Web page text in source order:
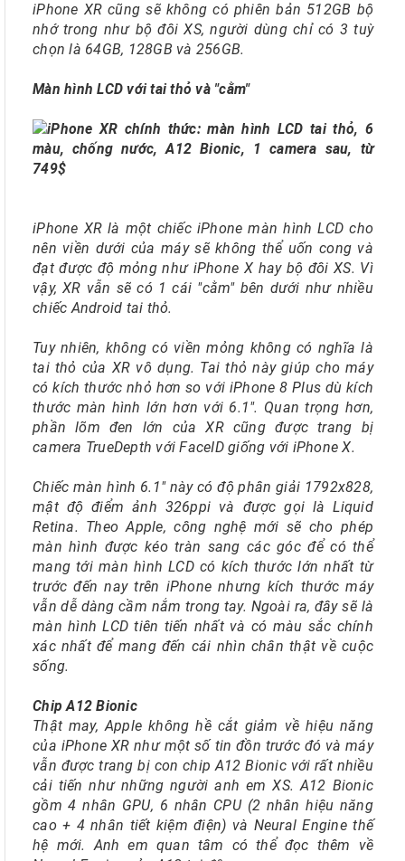
iPhone XR cũng sẽ không có phiên bản 512GB bộ
nhớ trong như bộ đôi XS, người dùng chỉ có 3 tuỳ
chọn là 64GB, 128GB và 256GB.
Màn hình LCD với tai thỏ và "cằm"
iPhone XR là một chiếc iPhone màn hình LCD cho
nên viền dưới của máy sẽ không thể uốn cong và
đạt được độ mỏng như iPhone X hay bộ đôi XS. Vì
vậy, XR vẫn sẽ có 1 cái "cằm" bên dưới như nhiều
chiếc Android tai thỏ.
Tuy nhiên, không có viền mỏng không có nghĩa là
tai thỏ của XR vô dụng. Tai thỏ này giúp cho máy
có kích thước nhỏ hơn so với iPhone 8 Plus dù kích
thước màn hình lớn hơn với 6.1". Quan trọng hơn,
phần lõm đen lớn của XR cũng được trang bị
camera TrueDepth với FaceID giống với iPhone X.
Chiếc màn hình 6.1" này có độ phân giải 1792x828,
mật độ điểm ảnh 326ppi và được gọi là Liquid
Retina. Theo Apple, công nghệ mới sẽ cho phép
màn hình được kéo tràn sang các góc để có thể
mang tới màn hình LCD có kích thước lớn nhất từ
trước đến nay trên iPhone nhưng kích thước máy
vẫn dễ dàng cầm nắm trong tay. Ngoài ra, đây sẽ là
màn hình LCD tiên tiến nhất và có màu sắc chính
xác nhất để mang đến cái nhìn chân thật về cuộc
sống.
Chip A12 Bionic
Thật may, Apple không hề cắt giảm về hiệu năng
của iPhone XR như một số tin đồn trước đó và máy
vẫn được trang bị con chip A12 Bionic với rất nhiều
cải tiến như những người anh em XS. A12 Bionic
gồm 4 nhân GPU, 6 nhân CPU (2 nhân hiệu năng
cao + 4 nhân tiết kiệm điện) và Neural Engine thế
hệ mới. Anh em quan tâm có thể đọc thêm về